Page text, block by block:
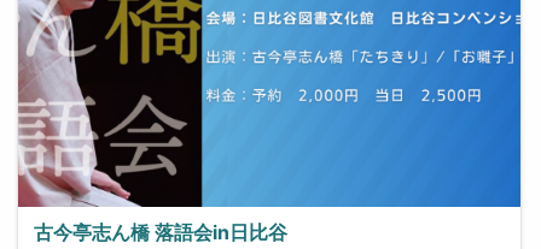
古今亭志ん橋 落語会in日比谷